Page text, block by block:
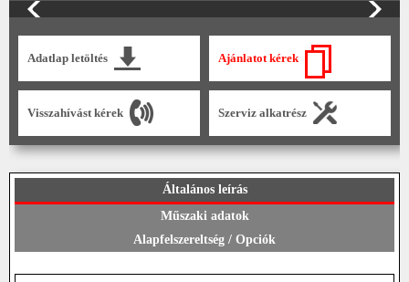
Adatlap letöltés Ajánlatot kérek
Visszahívást kérek Szerviz alkatrész
Általános leírás
Műszaki adatok
Alapfelszereltség / Opciók